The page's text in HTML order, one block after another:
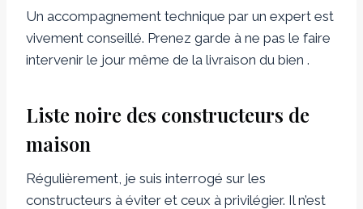
Un accompagnement technique par un expert est
vivement conseillé. Prenez garde à ne pas le faire
intervenir le jour même de la livraison du bien .
Liste noire des constructeurs de
maison
Régulièrement, je suis interrogé sur les
constructeurs à éviter et ceux à privilégier. Il n’est